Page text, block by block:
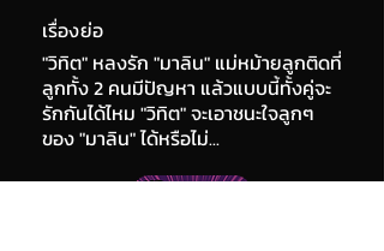
เรื่องย่อ
"วิทิต" หลงรัก "มาลิน" แม่หม้ายลูกติดที่
ลูกทั้ง 2 คนมีปัญหา แล้วแบบนี้ทั้งคู่จะ
รักกันได้ไหม "วิทิต" จะเอาชนะใจลูกๆ
ของ "มาลิน" ได้หรือไม่...